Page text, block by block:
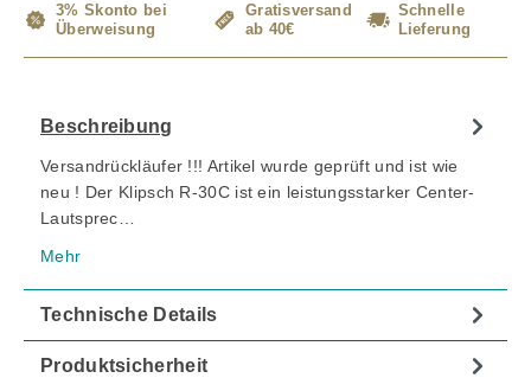
3% Skonto bei
Überweisung
Gratisversand
ab 40€
Schnelle
Lieferung
Beschreibung
Versandrückläufer !!! Artikel wurde geprüft und ist wie
neu ! Der Klipsch R-30C ist ein leistungsstarker Center-
Lautsprec…
Mehr
Technische Details
Produktsicherheit